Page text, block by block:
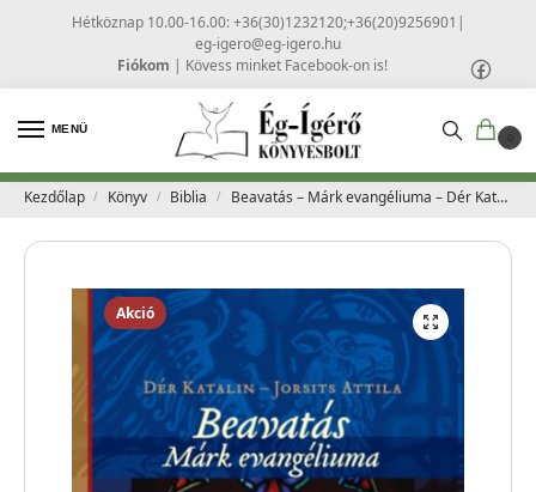
Hétköznap 10.00-16.00: +36(30)1232120;+36(20)9256901 |
eg-igero@eg-igero.hu
Fiókom | Kövess minket Facebook-on is!
MENÜ
0
Kezdőlap / Könyv / Biblia / Beavatás – Márk evangéliuma – Dér Katalin, Jorsits Attila
Akció